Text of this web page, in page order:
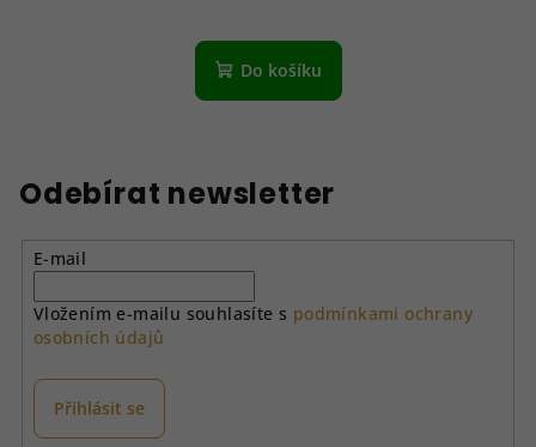
Do košíku
Odebírat newsletter
E-mail
Vložením e-mailu souhlasíte s podmínkami ochrany
osobních údajů
Přihlásit se